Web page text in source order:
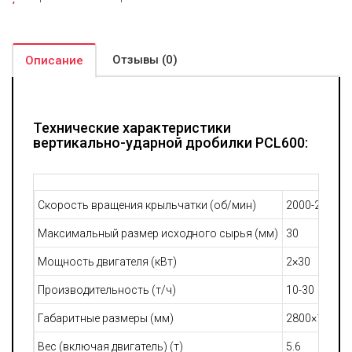
Описание Отзывы (0)
Технические характеристики
вертикально-ударной дробилки PCL600:
Скорость вращения крыльчатки (об/мин) 2000-2600
Максимальный размер исходного сырья (мм) 30
Мощность двигателя (кВт) 2×30
Производительность (т/ч) 10-30
Габаритные размеры (мм)
Вес (включая двигатель) (т) 5.6